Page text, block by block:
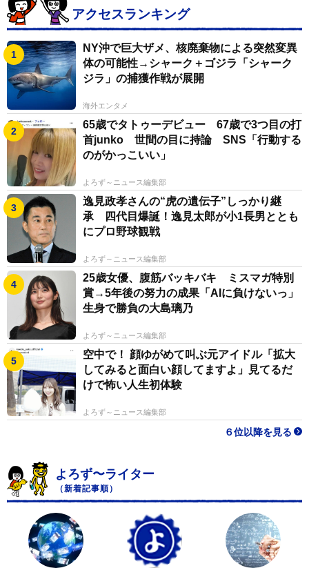
アクセスランキング
NY沖で巨大ザメ、核廃棄物による突然変異
体の可能性→シャーク＋ゴジラ「シャーク
ジラ」の捕獲作戦が展開
海外エンタメ
65歳でタトゥーデビュー 67歳で3つ目の打
首junko 世間の目に持論 SNS「行動する
のがかっこいい」
よろず～ニュース編集部
逸見政孝さんの“虎の遺伝子”しっかり継
承 四代目爆誕！逸見太郎が小1長男ととも
にプロ野球観戦
よろず～ニュース編集部
25歳女優、腹筋バッキバキ ミスマガ特別
賞→5年後の努力の成果「AIに負けないっ」
生身で勝負の大島璃乃
よろず～ニュース編集部
空中で！ 顔ゆがめて叫ぶ元アイドル「拡大
してみると面白い顔してますよ」見てるだ
けで怖い人生初体験
よろず～ニュース編集部
６位以降を見る
よろず〜ライター
（新着記事順）